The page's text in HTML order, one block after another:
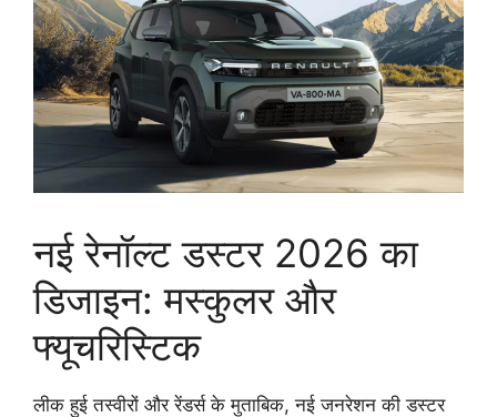
नई रेनॉल्ट डस्टर 2026 का
डिजाइन: मस्कुलर और
फ्यूचरिस्टिक
लीक हुई तस्वीरों और रेंडर्स के मुताबिक, नई जनरेशन की डस्टर